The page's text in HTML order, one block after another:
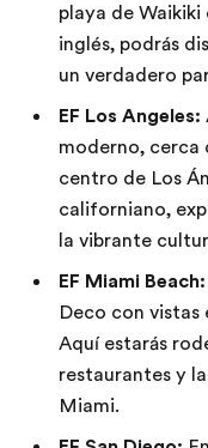
playa de
inglés, podrás
un verdadero
EF Los Angeles:
moderno, cerca
centro de Los
californiano,
la vibrante
EF Miami Beach:
Deco con vistas
Aquí estarás
restaurantes y
Miami.